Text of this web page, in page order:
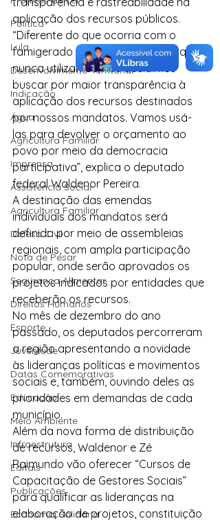
Política
Lula
Desenvolvimento Territorial
Indicação
Água
Agricultura Familiar
Imprensa
Assistência Social
Agricultura Familiar
Defesa Civil
Nota de Pesar
Segurança Alimentar
Direitos Humanos
Esporte
Juventude
Datas Comemorativas
Educação
Meio Ambiente
Infraestrutura
Editais
Publicações
Economia Solidária
aplicação dos recursos públicos.
“Diferente do que ocorria com o
famigerado orçamento secreto, que
nunca utilizamos, nós decidimos
buscar por maior transparência à
aplicação dos recursos destinados
por nossos mandatos. Vamos usá-
las para devolver o orçamento ao
povo por meio da democracia
participativa”, explica o deputado
federal Waldenor Pereira.
A destinação das emendas
individuais dos mandatos será
definida por meio de assembleias
regionais, com ampla participação
popular, onde serão aprovados os
projetos indicados por entidades que
receberão os recursos.
No mês de dezembro do ano
passado, os deputados percorreram
a região apresentando a novidade
às lideranças políticas e movimentos
sociais e, também, ouvindo deles as
prioridades em demandas de cada
município.
Além da nova forma de distribuição
de recursos, Waldenor e Zé
Raimundo vão oferecer “Cursos de
Capacitação de Gestores Sociais”
para qualificar as lideranças na
elaboração de projetos, constituição